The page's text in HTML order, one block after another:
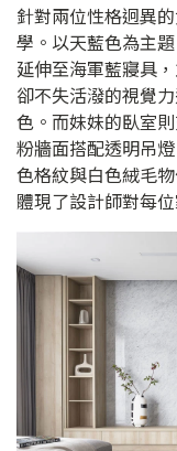
針對兩位性格迥異
學。以天藍色為主
延伸至海軍藍寢具
卻不失活潑的視覺
色。而妹妹的臥室
粉牆面搭配透明吊
色格紋與白色絨毛
體現了設計師對每